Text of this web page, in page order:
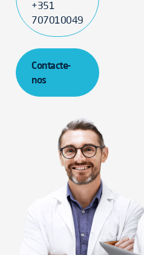
+351
707010049
Contacte-
nos